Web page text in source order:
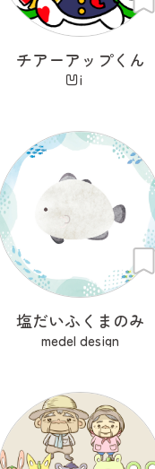
チアーアップくん
凹i
塩だいふくまのみ
medel design